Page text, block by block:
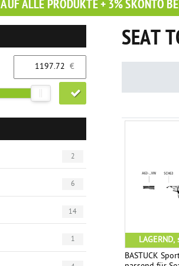
AUF ALLE PRODUKTE + 3% SKONTO
€
2
6
14
1
SEAT
BASTUCK